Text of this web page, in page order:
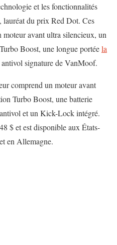
et les fonctionnalités
lauréat du prix Red Dot. Ces
moteur avant ultra silencieux, un
Boost, une longue portéela
signature de VanMoof.
comprend un moteur avant
Turbo Boost, une batterie
et un Kick-Lock intégré.
$ et est disponible aux États-
en Allemagne.